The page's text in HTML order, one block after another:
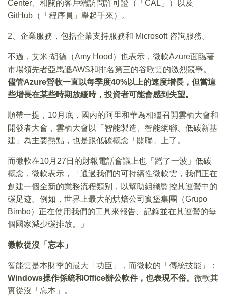
Center、相關的客戶端訪問許可證（「CAL」）以及
GitHub（「程序員」舉起手來）。
2、企業服務，包括企業支持服務和 Microsoft 咨詢服務。
不過，艾米·胡德（Amy Hood）也表示，微軟Azure面臨著
市場領先者亞馬遜AWS和排名第三的谷歌雲的激烈競爭。
儘管Azure營收一直以每季度40%以上的速度增長，但當這
些增長在某些時期放緩時，投資者可能會感到失望。
順帶一提，10月底，國内的阿里和華為相繼召開雲栖大會和
開發者大會，雲栖大會以「智能製造、智能網聯、低碳新基
建」為主要熱點，也是跟低碳概念「關聯」上了。
而微軟在10月27日的財報電話會議上也「蹭了一波」低碳
概念，微軟表示，「通過我們的可持續性微軟雲，我們正在
創建一個全新的業務流程類别，以幫助組織監控其運營中的
碳足迹。例如，世界上最大的烘焙公司賓堡集團（Grupo
Bimbo）正在使用我們的工具來報告、記錄並在其運營的每
個國家減少碳排放。」
微軟從沒「忘本」
智能雲是本財季的最大「功臣」，而微軟的「傳統技能」：
Windows操作係統和Office辦公軟件，也表現不俗。 微軟其
實從沒「忘本」。